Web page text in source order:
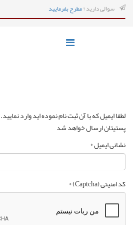
سوالی دارید ?مطرح بفرمایید
لطفا ایمیل که با آن ثبت نام نموده اید وارد
پستیتان ارسال خواهد شد
نشانی ایمیل*
کد امنیتی (Captcha) *